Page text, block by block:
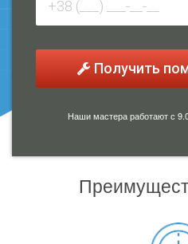
Получить
Наши мастера работают с